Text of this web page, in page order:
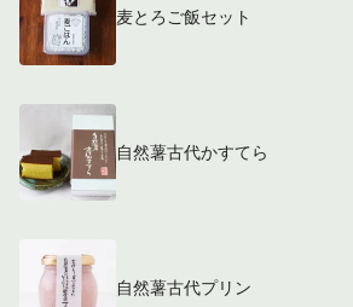
麦とろご飯セット
自然薯古代かすてら
自然薯古代プリン